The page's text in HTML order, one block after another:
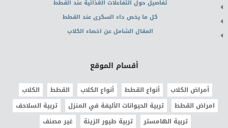
تفاصيل حول التفاعلات الغذائية عند القطط
كل ما يخص داء السكرى عند القطط
المقال الشامل عن اخصاء الكلاب
أقسام الموقع
أمراض الكلاب أنواع القطط أنواع الكلاب القطط
الكلاب
امراض القطط
تربية الحيوانات الأليفة في المنزل
تربية السلاحف
تربية الهامستر
تربية طيور الزينة غير مصنف